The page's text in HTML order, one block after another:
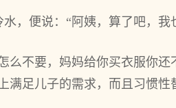
，便说：“阿姨，算了吧，我
么不要，妈妈给你买衣服你
足儿子的需求，而且习惯性